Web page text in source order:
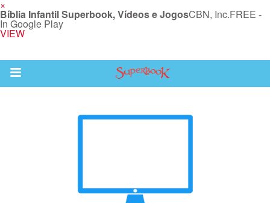
×
Bíblia Infantil Superbook, Vídeos e JogosCBN, Inc.FREE -
In Google Play
VIEW
Return to Content